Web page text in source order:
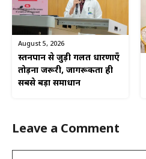
August 5, 2026
स्तनपान से जुड़ी गलत धारणाएँ
तोड़ना जरूरी, जागरूकता ही
सबसे बड़ा समाधान
Leave a Comment